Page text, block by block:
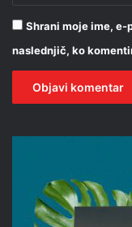
Shrani moje ime,
naslednjič, ko